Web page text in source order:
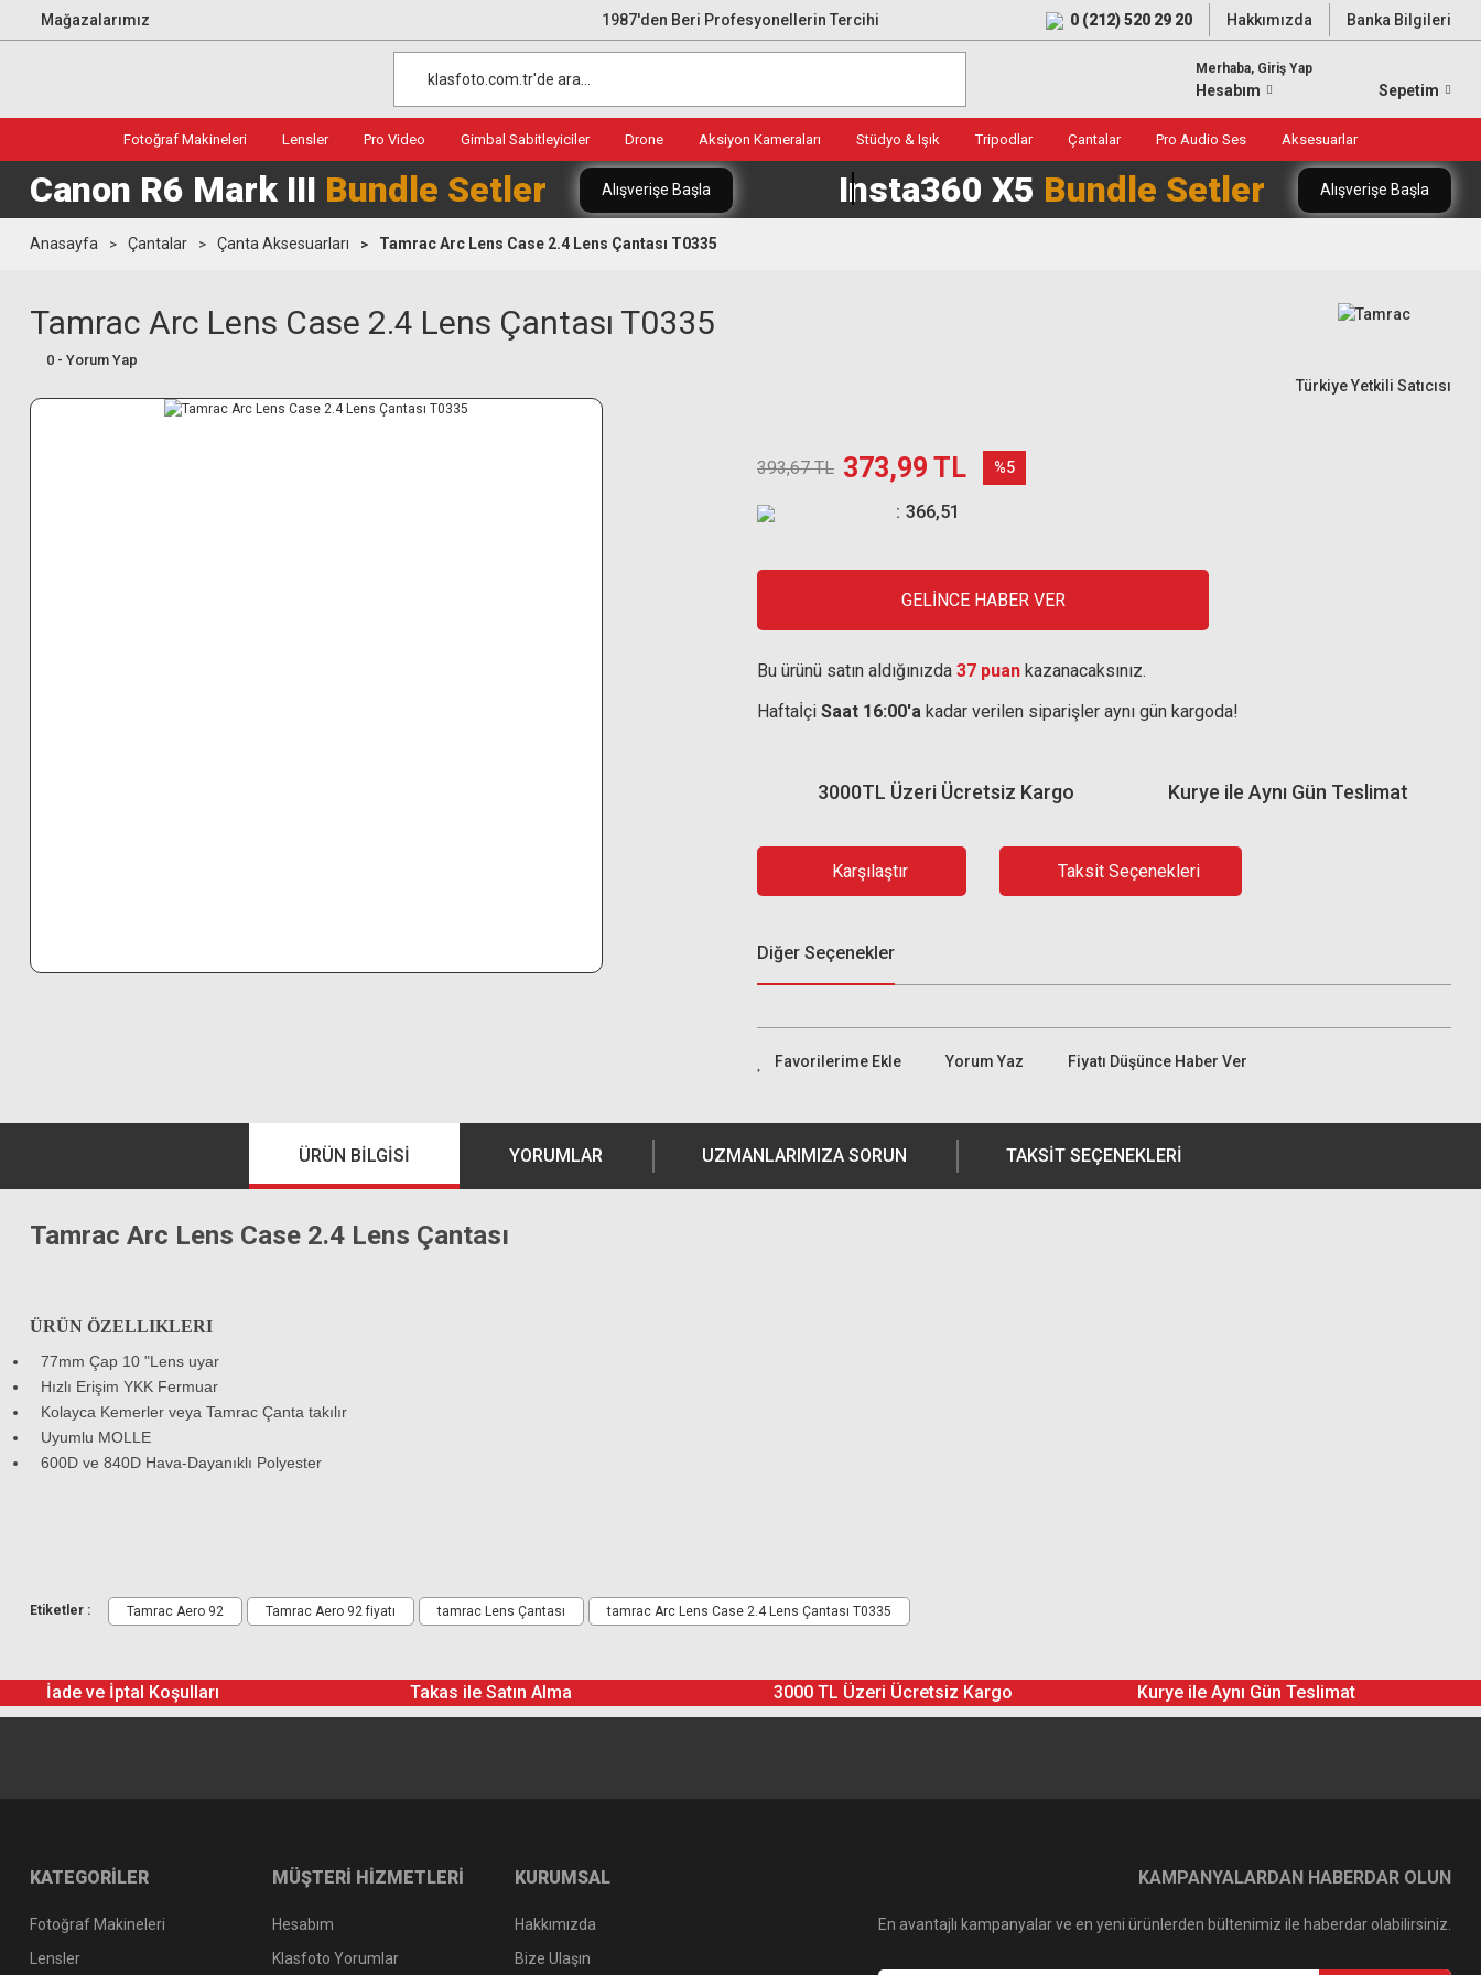
Mağazalarımız 1987'den Beri Profesyonellerin Tercihi 0 (212) 520 29 20 Hakkımızda Banka Bilgileri
Merhaba, Giriş Yap
Hesabım Sepetim
Fotoğraf Makineleri Lensler Pro Video Gimbal Sabitleyiciler Drone Aksiyon Kameraları Stüdyo & Işık Tripodlar Çantalar Pro Audio Ses Aksesuarlar
Canon R6 Mark III Bundle Setler Alışverişe Başla Insta360 X5 Bundle Setler Alışverişe Başla
Anasayfa Çantalar Çanta Aksesuarları Tamrac Arc Lens Case 2.4 Lens Çantası T0335
Tamrac Arc Lens Case 2.4 Lens Çantası T0335
0 - Yorum Yap
Türkiye Yetkili Satıcısı
393,67 TL 373,99 TL %5
366,51
GELİNCE HABER VER
Bu ürünü satın aldığınızda 37 puan kazanacaksınız.
Haftaİçi Saat 16:00'a kadar verilen siparişler aynı gün kargoda!
Kurye ile Aynı Gün Teslimat
3000TL Üzeri Ücretsiz Kargo
Karşılaştır Taksit Seçenekleri
Diğer Seçenekler
Yorum Yaz Fiyatı Düşünce Haber Ver
ÜRÜN BILGISI YORUMLAR UZMANLARIMIZA SORUN TAKSIT SEÇENEKLERI
Tamrac Arc Lens Case 2.4 Lens Çantası
ÜRÜN ÖZELLIKLERI
77mm Çap 10 "Lens uyar
Hızlı Erişim YKK Fermuar
Kolayca Kemerler veya Tamrac Çanta takılır
Uyumlu MOLLE
600D ve 840D Hava-Dayanıklı Polyester
Etiketler : Tamrac Aero 92 Tamrac Aero 92 fiyatı tamrac Lens Çantası tamrac Arc Lens Case 2.4 Lens Çantası T0335
İade ve İptal Koşulları Takas ile Satın Alma 3000 TL Üzeri Ücretsiz Kargo Kurye ile Aynı Gün Teslimat
KATEGORİLER
Fotoğraf Makineleri
Lensler
MÜŞTERİ HİZMETLERİ
Hesabım
Klasfoto Yorumlar
KURUMSAL
Hakkımızda
Bize Ulaşın
KAMPANYALARDAN HABERDAR OLUN
En avantajlı kampanyalar ve en yeni ürünlerden bültenimiz ile haberdar olabilirsiniz.